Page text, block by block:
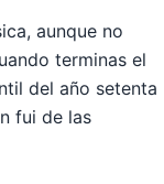
aunque no
terminas el
del año setenta
fui de las